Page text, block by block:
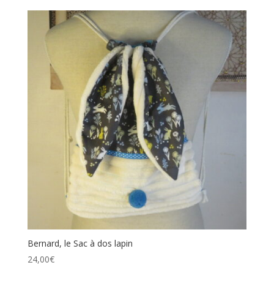
Bernard, le Sac à dos lapin
24,00€